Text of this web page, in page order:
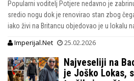
IMPERIJALOVE POZNATE
Popularni voditelj Potjere nedavno je
sredio nogu dok je renovirao stan zbog
iako živi na Britancu objedovao je u lokalu
Imperijal.Net 25.02.2026
Najveseliji na
je Joško Lokas,